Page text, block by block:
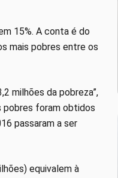
15%. A conta é do
mais pobres entre os
milhões da pobreza”,
pobres foram obtidos
passaram a ser
equivalem à